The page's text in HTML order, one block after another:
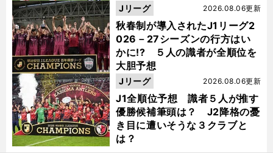
秋春制が導入されたJ1リーグ2
026－27シーズンの行方はい
かに!? ５人の識者が全順位を
大胆予想
2026.08.06更新
Jリーグ
J1全順位予想 識者５人が推す
優勝候補筆頭は？ J2降格の憂
き目に遭いそうな３クラブと
は？
2026.08.06更新
Jリーグ